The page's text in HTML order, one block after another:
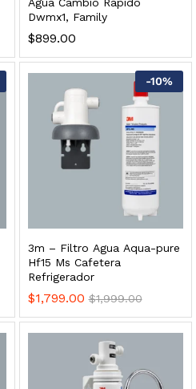
Dwmx1, Family
$899.00
-10%
3m – Filtro Agua Aqua-pure
Hf15 Ms Cafetera
Refrigerador
$1,799.00 $1,999.00
4 Pines
Repuesto)
(con Polifosfatos)